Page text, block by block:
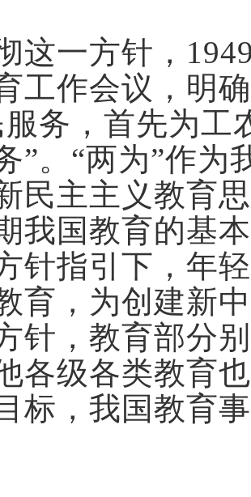
这一方针，
工作会议，明
服务，首先为工
”。“两为”作为
民主主义教育
我国教育的基
针指引下，年
育，为创建新
针，教育部分
各级各类教育
标，我国教育